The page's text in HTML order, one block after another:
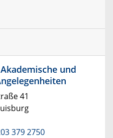
und
41
379 2750